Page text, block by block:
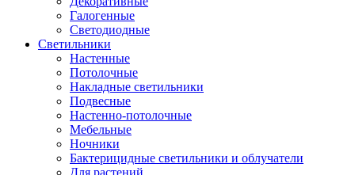
Галогенные
Светодиодные
Светильники
Настенные
Потолочные
Накладные светильники
Подвесные
Настенно-потолочные
Мебельные
Ночники
Бактерицидные светильники и облучатели
Для растений